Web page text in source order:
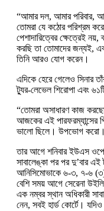
“আমার দল, আমার পরিবার,
তোমরা যে কঠোর পরিশ্রম
পেশাদারিত্বের ক্ষেত্রেই
করছি তা তোমাদের জন্যই,
তিনি আরও যোগ করেন।
এদিকে হেরে গেলেও সিনার
ট্যুর-লেভেল শিরোপা এবং
“তোমরা অসাধারণ কাজ
আজকের এই পারফরম্যান্সের
ভালো ছিলে। উপভোগ করো।
তার আগে শনিবার ইউএস
সাবালেঙ্কা পর পর দু’বার
আনিসিমোভাকে ৬-৩, ৭-৬
বেশি সময় আগে সেরেনা
এক নম্বর স্থান অধিকারী
নেন, সবই হার্ড কোর্টে।